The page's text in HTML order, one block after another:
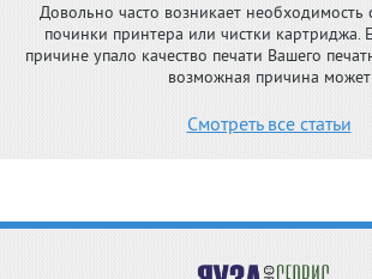
Довольно часто возникает необходимость
починки принтера или чистки картриджа.
причине упало качество печати Вашего
возможная причина может
Смотреть все статьи